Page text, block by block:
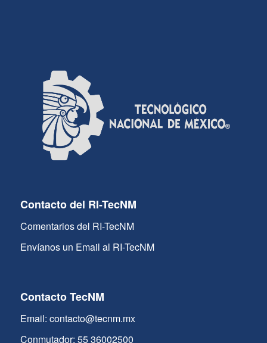
Contacto del RI-TecNM
Comentarios del RI-TecNM
Envíanos un Email al RI-TecNM
Contacto TecNM
Email: contacto@tecnm.mx
Conmutador: 55 36002500